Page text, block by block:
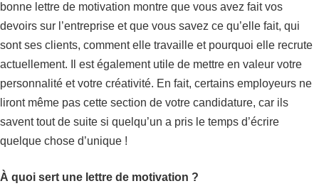
bonne lettre de motivation montre que vous avez fait vos
devoirs sur l’entreprise et que vous savez ce qu’elle fait, qui
sont ses clients, comment elle travaille et pourquoi elle recrute
actuellement. Il est également utile de mettre en valeur votre
personnalité et votre créativité. En fait, certains employeurs ne
liront même pas cette section de votre candidature, car ils
savent tout de suite si quelqu’un a pris le temps d’écrire
quelque chose d’unique !
À quoi sert une lettre de motivation ?